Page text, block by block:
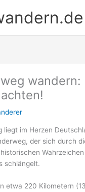
wandern:
liegt im Herzen
der sich durch
schlängelt.
etwa 220 Kilometern